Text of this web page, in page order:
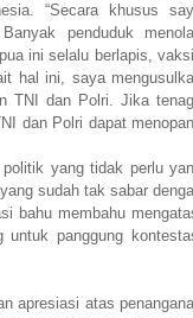
“Secara khusus
penduduk
ini selalu berlapis,
hal ini, saya
TNI dan Polri. Jika
dan Polri dapat
yang tidak perlu
sudah tak sabar
bahu membahu
untuk panggung
apresiasi atas